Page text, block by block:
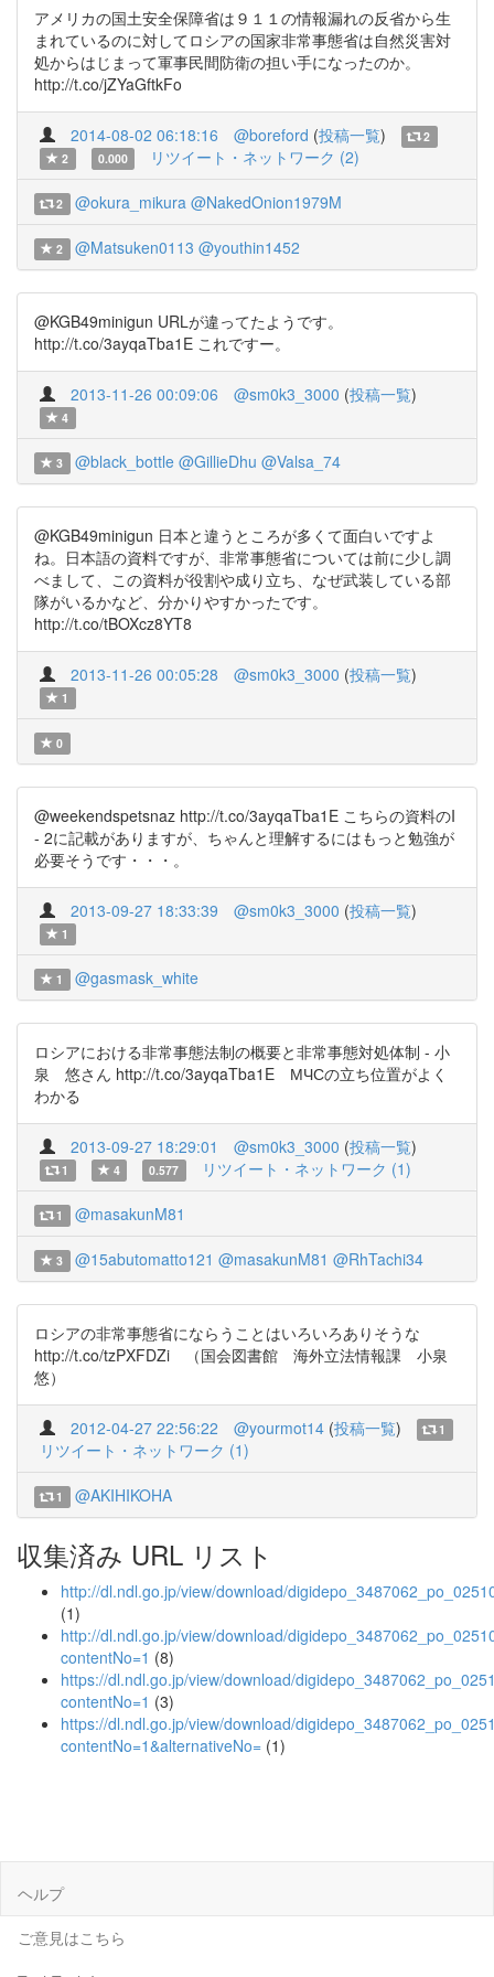
アメリカの国土安全保障省は９１１の情報漏れの反省から生
まれているのに対してロシアの国家非常事態省は自然災害対
処からはじまって軍事民間防衛の担い手になったのか。
http://t.co/jZYaGftkFo
2014-08-02 06:18:16 @boreford (投稿一覧)
2
2
0.000 リツイート・ネットワーク (2)
2 @okura_mikura @NakedOnion1979M
2 @Matsuken0113 @youthin1452
@KGB49minigun URLが違ってたようです。
http://t.co/3ayqaTba1E これですー。
2013-11-26 00:09:06 @sm0k3_3000 (投稿一覧)
4
3 @black_bottle @GillieDhu @Valsa_74
@KGB49minigun 日本と違うところが多くて面白いですよ
ね。日本語の資料ですが、非常事態省については前に少し調
べまして、この資料が役割や成り立ち、なぜ武装している部
隊がいるかなど、分かりやすかったです。
http://t.co/tBOXcz8YT8
2013-11-26 00:05:28 @sm0k3_3000 (投稿一覧)
1
0
@weekendspetsnaz http://t.co/3ayqaTba1E こちらの資料のI
- 2に記載がありますが、ちゃんと理解するにはもっと勉強が
必要そうです・・・。
2013-09-27 18:33:39 @sm0k3_3000 (投稿一覧)
1
1 @gasmask_white
ロシアにおける非常事態法制の概要と非常事態対処体制 - 小
泉 悠さん http://t.co/3ayqaTba1E МЧСの立ち位置がよく
わかる
2013-09-27 18:29:01 @sm0k3_3000 (投稿一覧)
1 4 0.577 リツイート・ネットワーク (1)
1 @masakunM81
3 @15abutomatto121 @masakunM81 @RhTachi34
ロシアの非常事態省にならうことはいろいろありそうな
http://t.co/tzPXFDZi （国会図書館 海外立法情報課 小泉
悠）
2012-04-27 22:56:22 @yourmot14 (投稿一覧) 1
リツイート・ネットワーク (1)
1 @AKIHIKOHA
収集済み URL リスト
http://dl.ndl.go.jp/view/download/
(1)
http://dl.ndl.go.jp/view/download/
contentNo=1 (8)
https://dl.ndl.go.jp/view/download/
contentNo=1 (3)
https://dl.ndl.go.jp/view/download/
contentNo=1&alternativeNo= (1)
ヘルプ
ご意見はこちら